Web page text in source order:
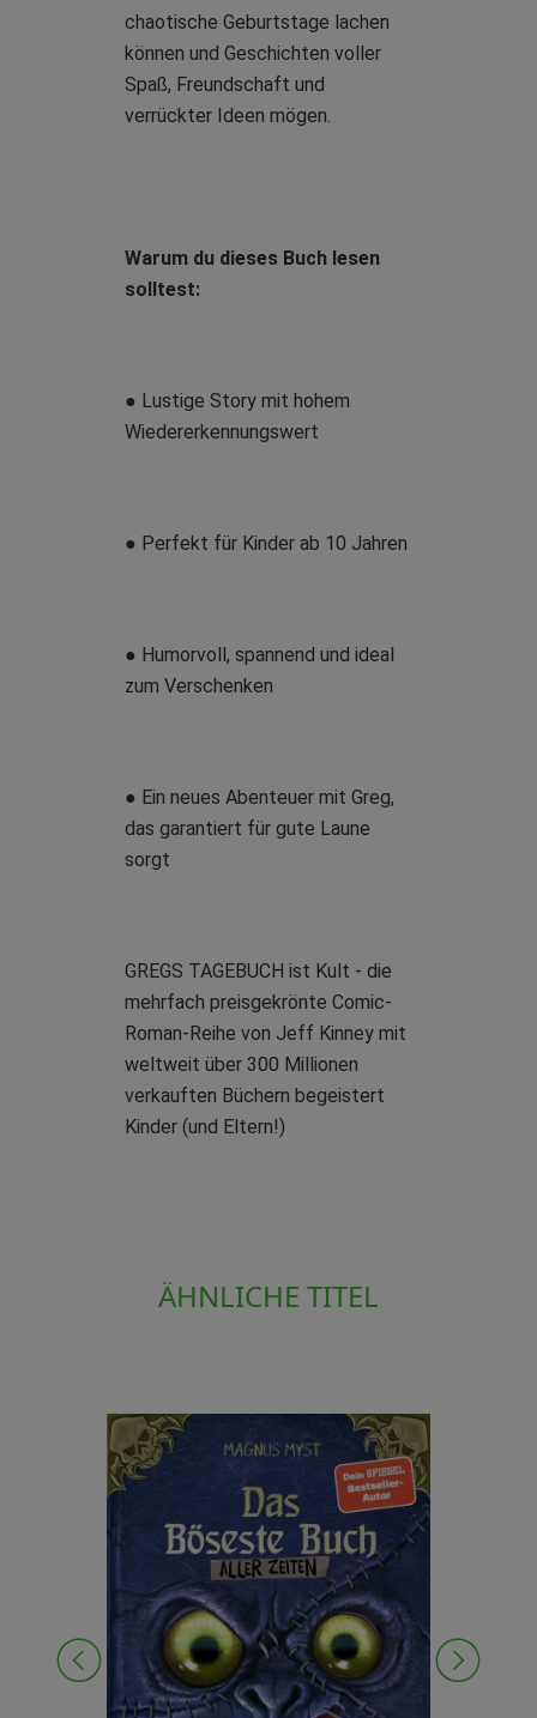
chaotische Geburtstage lachen
können und Geschichten voller
Spaß, Freundschaft und
verrückter Ideen mögen.
Warum du dieses Buch lesen
solltest:
● Lustige Story mit hohem
Wiedererkennungswert
● Perfekt für Kinder ab 10 Jahren
● Humorvoll, spannend und ideal
zum Verschenken
● Ein neues Abenteuer mit Greg,
das garantiert für gute Laune
sorgt
GREGS TAGEBUCH ist Kult - die
mehrfach preisgekrönte Comic-
Roman-Reihe von Jeff Kinney mit
weltweit über 300 Millionen
verkauften Büchern begeistert
Kinder (und Eltern!)
ÄHNLICHE TITEL